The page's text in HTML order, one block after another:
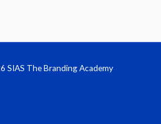
SIAS The Branding Academy